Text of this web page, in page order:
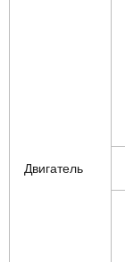
Двигатель